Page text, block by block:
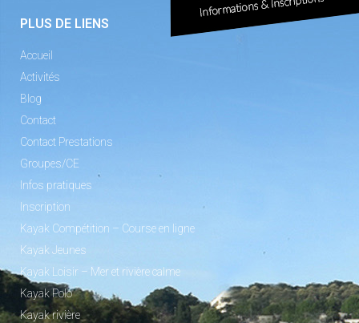
PLUS DE LIENS
Accueil
Activités
Blog
Contact
Contact Prestations
Groupes/CE
Infos pratiques
Inscription
Kayak Compétition – Course en ligne
Kayak Jeunes
Kayak Loisir – Mer et rivière calme
Kayak Polo
Kayak rivière